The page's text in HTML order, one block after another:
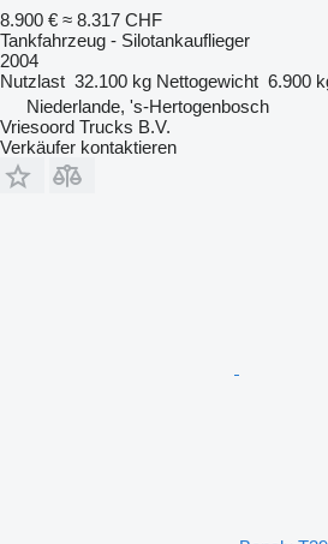
8.900 € ≈ 8.317 CHF
Tankfahrzeug - Silotankauflieger
2004
Nutzlast 32.100 kg Nettogewicht 6.900
Niederlande, 's-Hertogenbosch
Vriesoord Trucks B.V.
Verkäufer kontaktieren